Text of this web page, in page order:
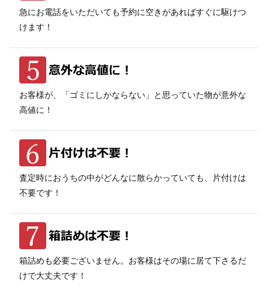
急にお電話をいただいても予約に空きがあればすぐに駆けつ
けます！
お客様が、「ゴミにしかならない」と思っていた物が意外な
高値に！
査定時におうちの中がどんなに散らかっていても、片付けは
不要です！
箱詰めも必要ございません。お客様はその場に居て下さるだ
けで大丈夫です！